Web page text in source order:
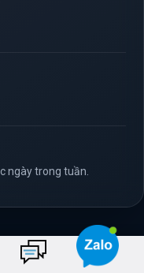
ngày trong tuần.
Rights Reserved.